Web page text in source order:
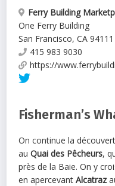
Ferry Building
One Ferry Building
San Francisco, CA 94111
415 983 9030
https://
Fisherman’s
On continue la
auQuai des Pêcheurs,
près de la Baie. On y
en apercevantAlcatraz